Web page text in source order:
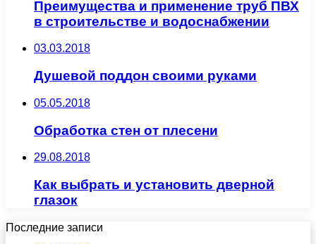
Преимущества и применение труб ПВХ
в строительстве и водоснабжении
03.03.2018
Душевой поддон своими руками
05.05.2018
Обработка стен от плесени
29.08.2018
Как выбрать и установить дверной
глазок
Последние записи